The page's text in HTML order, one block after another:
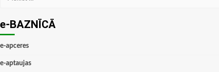
e-BAZNĪCĀ
e-apceres
e-aptaujas